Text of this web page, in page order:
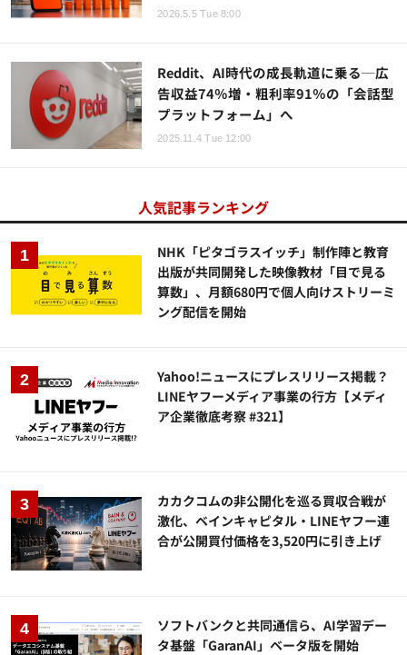
2026.5.5 Tue 8:00
Reddit、AI時代の成長軌道に乗る─広
告収益74％増・粗利率91％の「会話型
プラットフォーム」へ
2025.11.4 Tue 12:00
人気記事ランキング
NHK「ピタゴラスイッチ」制作陣と教育
出版が共同開発した映像教材「目で見る
算数」、月額680円で個人向けストリーミ
ング配信を開始
Yahoo!ニュースにプレスリリース掲載？
LINEヤフーメディア事業の行方【メディ
ア企業徹底考察 #321】
カカクコムの非公開化を巡る買収合戦が
激化、ベインキャピタル・LINEヤフー連
合が公開買付価格を3,520円に引き上げ
ソフトバンクと共同通信ら、AI学習デー
タ基盤「GaranAI」ベータ版を開始